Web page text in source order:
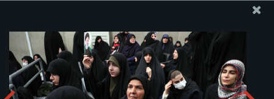
ارسال نامه
وجوهات
دیدار هزاران نفر از زنان و دختران دریافت آلبوم: zip